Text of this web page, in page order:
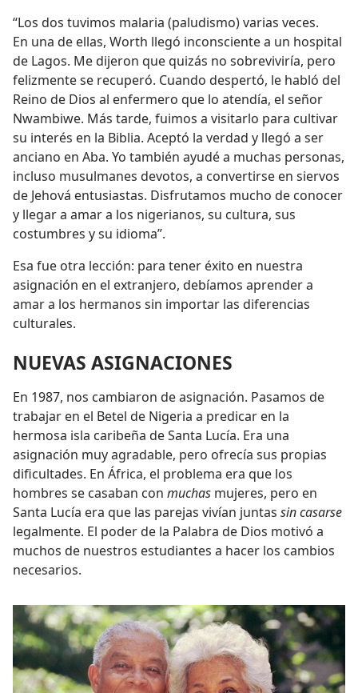
“Los dos tuvimos malaria (paludismo) varias veces.
En una de ellas, Worth llegó inconsciente a un hospital
de Lagos. Me dijeron que quizás no sobreviviría, pero
felizmente se recuperó. Cuando despertó, le habló del
Reino de Dios al enfermero que lo atendía, el señor
Nwambiwe. Más tarde, fuimos a visitarlo para cultivar
su interés en la Biblia. Aceptó la verdad y llegó a ser
anciano en Aba. Yo también ayudé a muchas personas,
incluso musulmanes devotos, a convertirse en siervos
de Jehová entusiastas. Disfrutamos mucho de conocer
y llegar a amar a los nigerianos, su cultura, sus
costumbres y su idioma”.
Esa fue otra lección: para tener éxito en nuestra
asignación en el extranjero, debíamos aprender a
amar a los hermanos sin importar las diferencias
culturales.
NUEVAS ASIGNACIONES
En 1987, nos cambiaron de asignación. Pasamos de
trabajar en el Betel de Nigeria a predicar en la
hermosa isla caribeña de Santa Lucía. Era una
asignación muy agradable, pero ofrecía sus propias
dificultades. En África, el problema era que los
hombres se casaban con muchas mujeres, pero en
Santa Lucía era que las parejas vivían juntas sin casarse
legalmente. El poder de la Palabra de Dios motivó a
muchos de nuestros estudiantes a hacer los cambios
necesarios.